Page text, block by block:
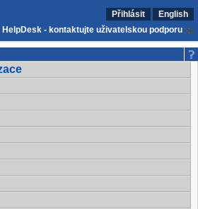
Přihlásit
English
HelpDesk - kontaktujte uživatelskou podporu